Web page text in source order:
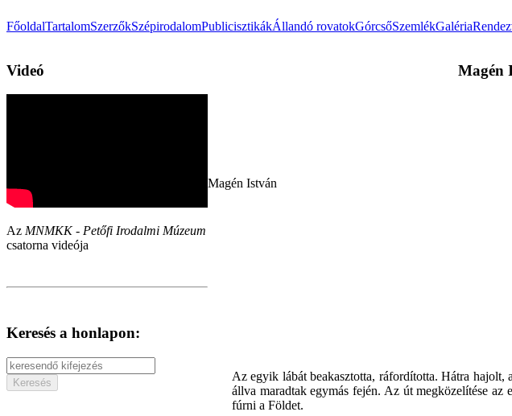
FőoldalTartalomSzerzőkSzépirodalomPublicisztikákÁllandó rovatokGórcsőSzemlékGaléria
Videó
Az MNMKK - Petőfi Irodalmi Múzeum
csatorna videója
Keresés a honlapon:
Magén
Magén István
Az egyik lábát beakasztotta, ráfordította. Hátra
állva maradtak egymás fején. Az út megközelítése
fúrni a Földet.